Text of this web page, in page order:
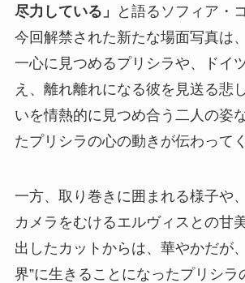
尽力している」
と語るソフィア・
今回解禁された新たな場面写真は
一心に見つめるプリシラや、ドイ
え、離れ離れになる彼を見送る悲
いを情熱的に見つめ合う二人の姿
たプリシラの心の動きが伝わってく
一方、取り巻きに囲まれる様子や
カメラをむけるエルヴィスとの甘
出したカットからは、華やかだが
界”に生きることになったプリシラ